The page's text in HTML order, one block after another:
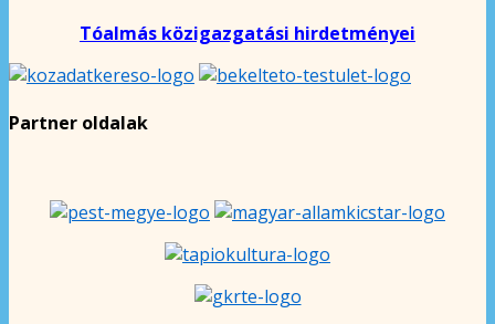
Tóalmás közigazgatási hirdetményei
Partner oldalak